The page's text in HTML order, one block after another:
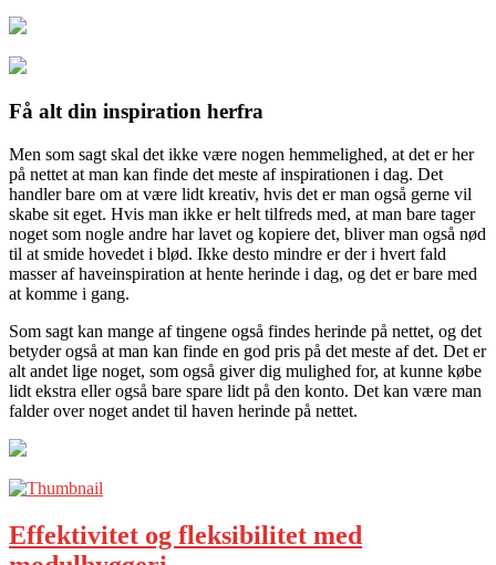
Få alt din inspiration herfra
Men som sagt skal det ikke være nogen hemmelighed, at det er her
på nettet at man kan finde det meste af inspirationen i dag. Det
handler bare om at være lidt kreativ, hvis det er man også gerne vil
skabe sit eget. Hvis man ikke er helt tilfreds med, at man bare tager
noget som nogle andre har lavet og kopiere det, bliver man også nød
til at smide hovedet i blød. Ikke desto mindre er der i hvert fald
masser af haveinspiration at hente herinde i dag, og det er bare med
at komme i gang.
Som sagt kan mange af tingene også findes herinde på nettet, og det
betyder også at man kan finde en god pris på det meste af det. Det er
alt andet lige noget, som også giver dig mulighed for, at kunne købe
lidt ekstra eller også bare spare lidt på den konto. Det kan være man
falder over noget andet til haven herinde på nettet.
Effektivitet og fleksibilitet med